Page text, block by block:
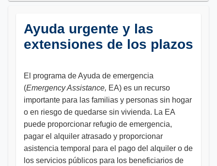
Ayuda urgente y las
extensiones de los plazos
El programa de Ayuda de emergencia
(Emergency Assistance, EA) es un recurso
importante para las familias y personas sin hogar
o en riesgo de quedarse sin vivienda. La EA
puede proporcionar refugio de emergencia,
pagar el alquiler atrasado y proporcionar
asistencia temporal para el pago del alquiler o de
los servicios públicos para los beneficiarios de